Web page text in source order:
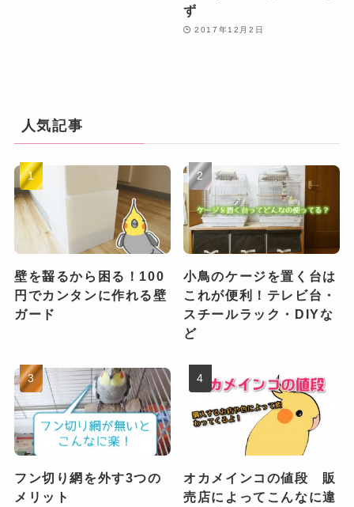
ず
2017年12月2日
人気記事
壁を齧るから困る！100
円でカンタンに作れる壁
ガード
小鳥のケージを置く台は
これが便利！テレビ台・
スチールラック・DIYな
ど
フン切り網を外す3つの
メリット
オカメインコの値段 販
売店によってこんなに違